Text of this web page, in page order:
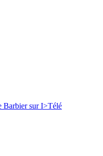
Barbier sur I>Télé